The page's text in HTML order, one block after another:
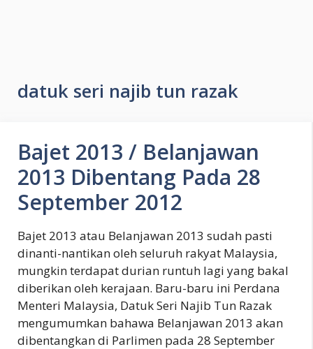
datuk seri najib tun razak
Bajet 2013 / Belanjawan
2013 Dibentang Pada 28
September 2012
Bajet 2013 atau Belanjawan 2013 sudah pasti
dinanti-nantikan oleh seluruh rakyat Malaysia,
mungkin terdapat durian runtuh lagi yang bakal
diberikan oleh kerajaan. Baru-baru ini Perdana
Menteri Malaysia, Datuk Seri Najib Tun Razak
mengumumkan bahawa Belanjawan 2013 akan
dibentangkan di Parlimen pada 28 September